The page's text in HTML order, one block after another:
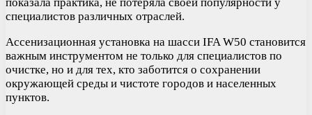
специалистов различных отраслей.
Ассенизационная установка на шасси IFA W50 становится
важным инструментом не только для специалистов по
очистке, но и для тех, кто заботится о сохранении
окружающей среды и чистоте городов и населенных
пунктов.